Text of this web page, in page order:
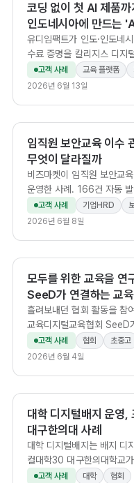
코딩 없이 첫 AI 제품까
인도네시아에 만드는
유디임팩트가 인도·인도네
수료 증명을 칼리지스 디지
무료 교육에서 두 달 만에
스를 API로 연동해 첫 발급
고객 사례 교육 플랫폼
2026년 6월 13일
임직원 보안교육 이수
무엇이 달라질까
비즈마켓이 임직원 보안교
운영한 사례. 166건 자동
대응까지 한 화면에서 해결
고객 사례 기업HRD
2026년 6월 8일
모두를 위한 교육을 연
SeeD가 연결하는 교
흘려보내던 협회 활동을 참
교육디지털교육협회 SeeD
기.고객 사례 협회
초중고
2026년 6월 4일
대학 디지털배지 운영,
대구한의대 사례
대학 디지털배지는 배지 디
컬대학30 대구한의대학교
이 함께 서명하는 공동 발
고객 사례 대학
협회